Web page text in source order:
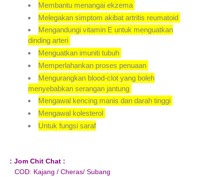
Membantu menangai ekzema
Melegakan simptom akibat artritis reumatoid
Mengandungi vitamin E untuk menguatkan
dinding arteri
Menguatkan imuniti tubuh
Memperlahankan proses penuaan
Mengurangkan blood-clot yang boleh
menyebabkan serangan jantung
Mengawal kencing manis dan darah tinggi
Mengawal kolesterol
Untuk fungsi saraf
: Jom Chit Chat :
COD: Kajang / Cheras/ Subang